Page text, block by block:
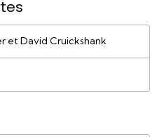
et David Cruickshank